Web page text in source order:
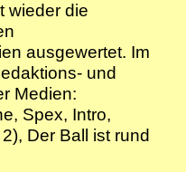
wieder die
ausgewertet. Im
und
Medien:
Spex, Intro,
Der Ball ist rund